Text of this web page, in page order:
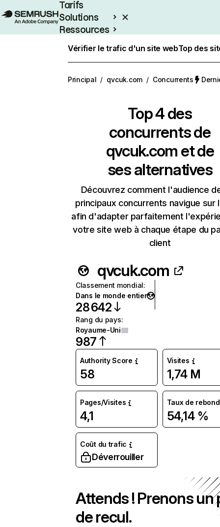
Tarifs
Solutions
Ressources
Vérifier le trafic d'un site webTop des
Principal / qvcuk.com / Concurrents
Top 4 des
concurrents de
qvcuk.com et de
ses alternatives
Découvrez comment l'audience
principaux concurrents navigue sur
afin d'adapter parfaitement
votre site web à chaque étape du
client
qvcuk.com
Classement mondial:
Dans le monde entier
28 642
Rang du pays:
Royaume-Uni
987
Authority Score
58
Visites
1,74 M
Pages/Visites
4,1
Taux de rebond
54,14 %
Coût du trafic
Déverrouiller
Attends ! Prenons un
de recul.